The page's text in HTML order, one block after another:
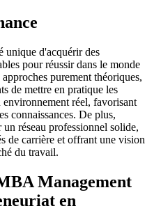
unique d'acquérir des
pour réussir dans le monde
purement théoriques,
de mettre en pratique les
environnement réel, favorisant
connaissances. De plus,
réseau professionnel solide,
de carrière et offrant une vision
du travail.
Management
en